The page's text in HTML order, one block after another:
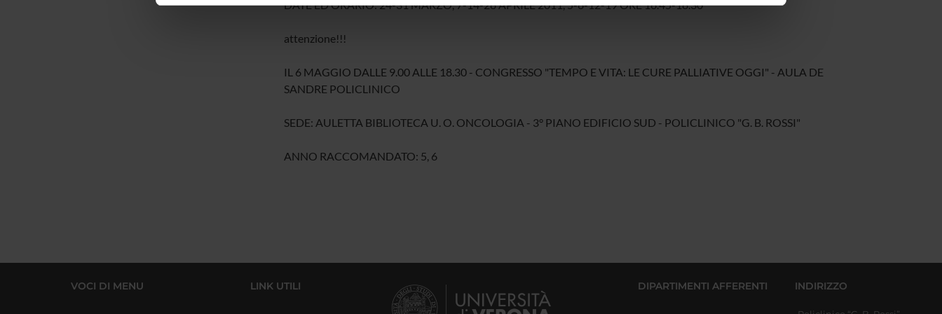
che hanno raccolto dal tuo utilizzo dei loro servizi.
DATE ED ORARIO: 24-31 MARZO, 7-14-28 APRILE 2011, 5-6-12-19 ORE 16.45-18.30
attenzione!!!
IL 6 MAGGIO DALLE 9.00 ALLE 18.30 - CONGRESSO "TEMPO E VITA: LE CURE PALLIATIVE OGGI" - AULA DE
SANDRE POLICLINICO
SEDE: AULETTA BIBLIOTECA U. O. ONCOLOGIA - 3° PIANO EDIFICIO SUD - POLICLINICO "G. B. ROSSI"
ANNO RACCOMANDATO: 5, 6
VOCI DI MENU LINK UTILI DIPARTIMENTI AFFERENTI INDIRIZZO